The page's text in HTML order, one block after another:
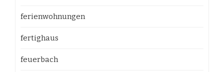
ferienwohnungen
fertighaus
feuerbach